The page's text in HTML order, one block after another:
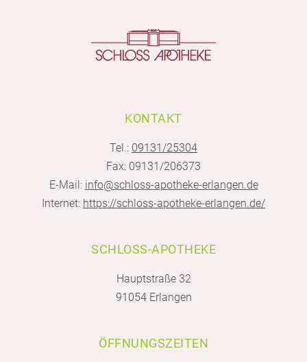
KONTAKT
Tel.: 09131/25304
Fax: 09131/206373
E-Mail: info@schloss-apotheke-erlangen.de
Internet: https://schloss-apotheke-erlangen.de/
SCHLOSS-APOTHEKE
Hauptstraße 32
91054 Erlangen
ÖFFNUNGSZEITEN